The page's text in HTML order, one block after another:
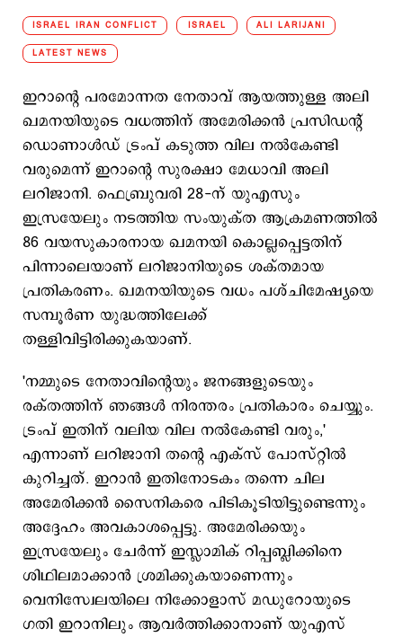
ISRAEL IRAN CONFLICT ISRAEL ALI LARIJANI
LATEST NEWS
ഇറാന്റെ പരമോന്നത നേതാവ് ആയത്തുള്ള അലി
ഖമനയിയുടെ വധത്തിന് അമേരിക്കൻ പ്രസിഡന്റ്
ഡൊണാൾഡ് ട്രംപ് കടുത്ത വില നൽകേണ്ടി
വരുമെന്ന് ഇറാന്റെ സുരക്ഷാ മേധാവി അലി
ലറിജാനി. ഫെബ്രുവരി 28-ന് യുഎസും
ഇസ്രയേലും നടത്തിയ സംയുക്ത ആക്രമണത്തിൽ
86 വയസുകാരനായ ഖമനയി കൊല്ലപ്പെട്ടതിന്
പിന്നാലെയാണ് ലറിജാനിയുടെ ശക്തമായ
പ്രതികരണം. ഖമനയിയുടെ വധം പശ്ചിമേഷ്യയെ
സമ്പൂർണ യുദ്ധത്തിലേക്ക്
തള്ളിവിട്ടിരിക്കുകയാണ്.
'നമ്മുടെ നേതാവിന്റെയും ജനങ്ങളുടെയും
രക്തത്തിന് ഞങ്ങൾ നിരന്തരം പ്രതികാരം ചെയ്യും.
ട്രംപ് ഇതിന് വലിയ വില നൽകേണ്ടി വരും,'
എന്നാണ് ലറിജാനി തന്റെ എക്സ് പോസ്റ്റില്‍
കുറിച്ചത്. ഇറാൻ ഇതിനോടകം തന്നെ ചില
അമേരിക്കൻ സൈനികരെ പിടികൂടിയിട്ടുണ്ടെന്നും
അദ്ദേഹം അവകാശപ്പെട്ടു. അമേരിക്കയും
ഇസ്രയേലും ചേർന്ന് ഇസ്ലാമിക് റിപ്പബ്ലിക്കിനെ
ശിഥിലമാക്കാൻ ശ്രമിക്കുകയാണെന്നും
വെനിസ്വേലയിലെ നിക്കോളാസ് മഡുറോയുടെ
ഗതി ഇറാനിലും ആവർത്തിക്കാനാണ് യുഎസ്